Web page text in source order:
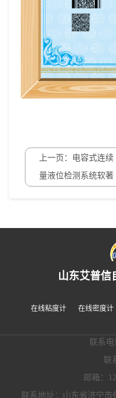
上一页：电容式连续
量液位检测系统软著
山东艾普信
在线粘度计 在线密度计
联系电
联
邮箱：
联系地址：山东省济宁市